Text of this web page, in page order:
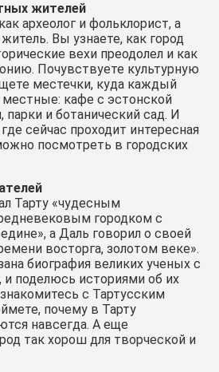
жителей
археолог и фольклорист, а
Вы узнаете, как город
вехи преодолел и как
Почувствуете культурную
местечки, куда каждый
кафе с эстонской
парки и ботанический сад. И
сейчас проходит интересная
посмотреть в городских
Тарту «чудесным
городком с
а Даль говорил о своей
восторга, золотом веке».
биография великих ученых с
поделюсь историями об их
с Тартусским
почему в Тарту
навсегда. А еще
так хорош для творческой и